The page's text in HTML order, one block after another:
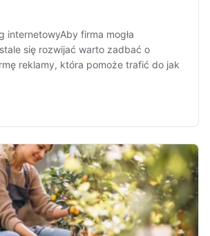
internetowyAby firma mogła
się rozwijać warto zadbać o
reklamy, która pomoże trafić do jak